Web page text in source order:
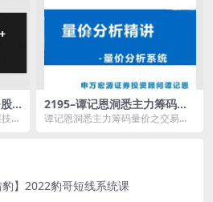
术
2195–谭记恩洞悉主力筹码量
价之交易系统
谭记恩洞悉主力筹码量价之交易系
豹】2022豹哥短线系统课